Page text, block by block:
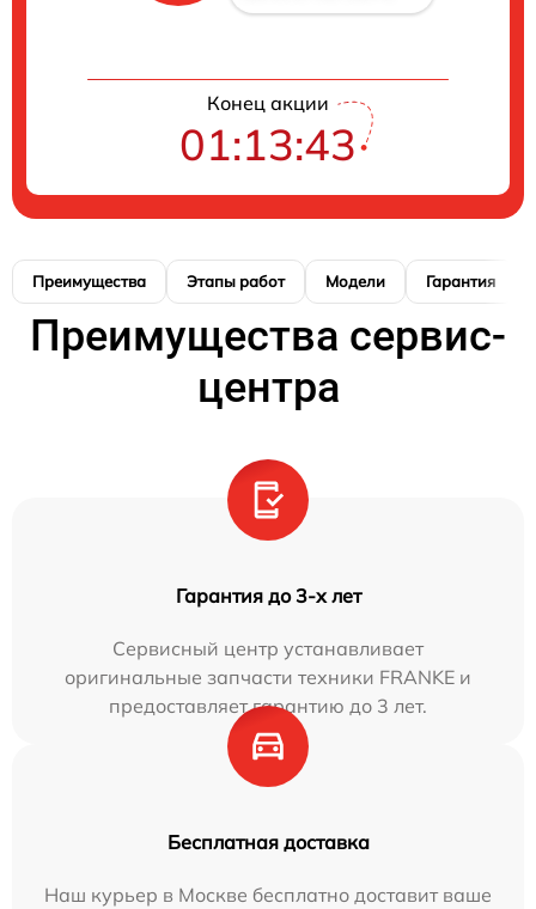
Конец акции
01:13:42
Преимущества Этапы работ Модели Гарантия
Преимущества сервис-
центра
Гарантия до 3-х лет
Сервисный центр устанавливает
оригинальные запчасти техники FRANKE и
предоставляет гарантию до 3 лет.
Бесплатная доставка
Наш курьер в Москве бесплатно доставит ваше